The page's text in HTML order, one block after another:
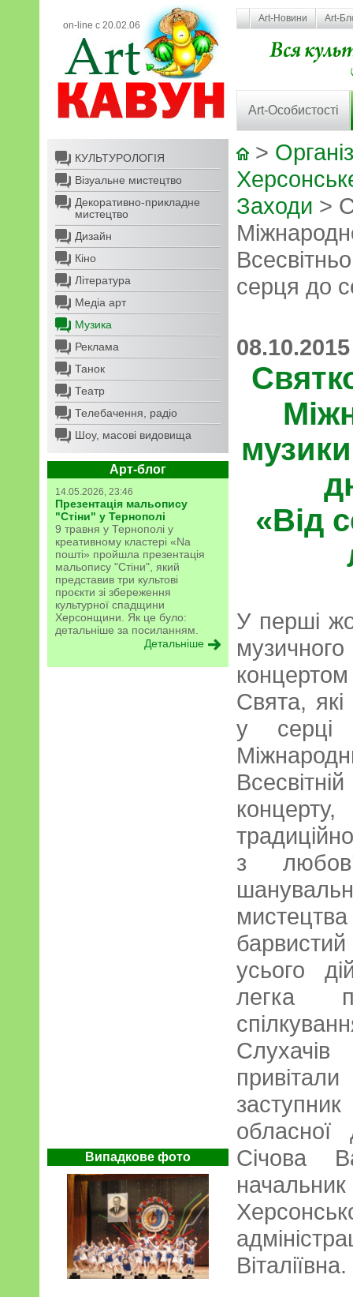
on-line с 20.02.06
Art-Новини Art-
Art-Особистості
КУЛЬТУРОЛОГІЯ
Візуальне мистецтво
Декоративно-прикладне
мистецтво
Дизайн
Кіно
Література
Медіа арт
Музика
Реклама
Танок
Театр
Телебачення, радіо
Шоу, масові видовища
Арт-блог
14.05.2026, 23:46
Презентація мальопису
"Стіни" у Тернополі
9 травня у Тернополі у
креативному кластері «Na
пошті» пройшла презентація
мальопису "Стіни", який
представив три культові
проєкти зі збереження
культурної спадщини
Херсонщини. Як це було:
детальніше за посиланням.
Детальніше
Випадкове фото
>
Заходи >
серця до
«Від
У перші
концертом
Свята, які
у
з
усього
легка
обласної
Січова
Віталіївна.